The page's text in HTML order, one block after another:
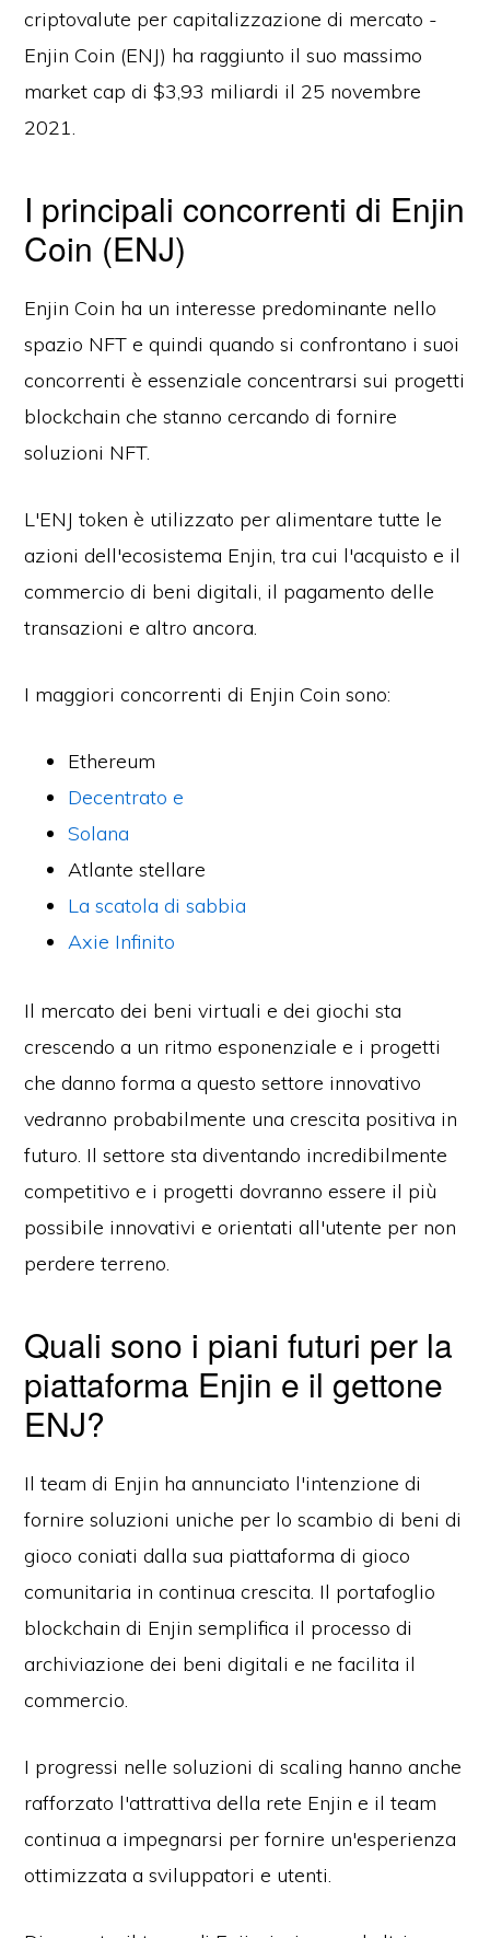
criptovalute per capitalizzazione di mercato -
Enjin Coin (ENJ) ha raggiunto il suo massimo
market cap di $3,93 miliardi il 25 novembre
2021.
I principali concorrenti di Enjin
Coin (ENJ)
Enjin Coin ha un interesse predominante nello
spazio NFT e quindi quando si confrontano i suoi
concorrenti è essenziale concentrarsi sui progetti
blockchain che stanno cercando di fornire
soluzioni NFT.
L'ENJ token è utilizzato per alimentare tutte le
azioni dell'ecosistema Enjin, tra cui l'acquisto e il
commercio di beni digitali, il pagamento delle
transazioni e altro ancora.
I maggiori concorrenti di Enjin Coin sono:
Ethereum
Decentrato e
Solana
Atlante stellare
La scatola di sabbia
Axie Infinito
Il mercato dei beni virtuali e dei giochi sta
crescendo a un ritmo esponenziale e i progetti
che danno forma a questo settore innovativo
vedranno probabilmente una crescita positiva in
futuro. Il settore sta diventando incredibilmente
competitivo e i progetti dovranno essere il più
possibile innovativi e orientati all'utente per non
perdere terreno.
Quali sono i piani futuri per la
piattaforma Enjin e il gettone
ENJ?
Il team di Enjin ha annunciato l'intenzione di
fornire soluzioni uniche per lo scambio di beni di
gioco coniati dalla sua piattaforma di gioco
comunitaria in continua crescita. Il portafoglio
blockchain di Enjin semplifica il processo di
archiviazione dei beni digitali e ne facilita il
commercio.
I progressi nelle soluzioni di scaling hanno anche
rafforzato l'attrattiva della rete Enjin e il team
continua a impegnarsi per fornire un'esperienza
ottimizzata a sviluppatori e utenti.